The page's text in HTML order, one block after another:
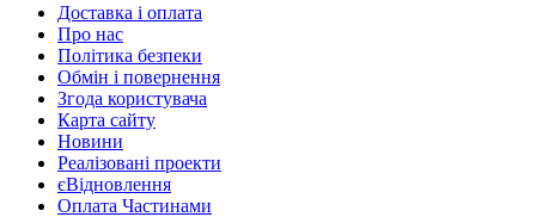
Доставка і оплата
Про нас
Політика безпеки
Обмін і повернення
Згода користувача
Карта сайту
Новини
Реалізовані проекти
єВідновлення
Оплата Частинами